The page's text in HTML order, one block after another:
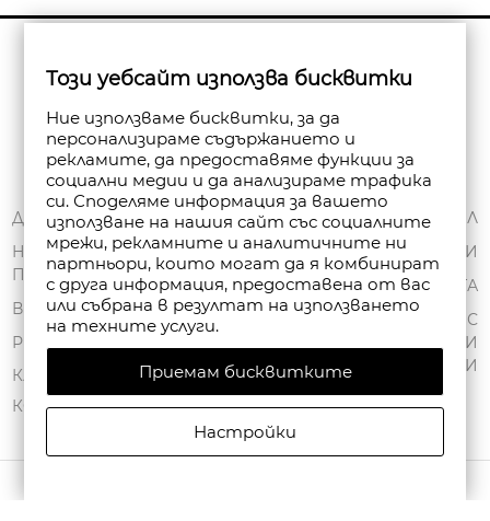
Абониране
ДОСТАВКА
НАЧИНИ НА
ПЛАЩАНЕ
ВРЪЩАНЕ
РЕКЛАМАЦИИ
КАРТА НА САЙТА
КОНТАКТИ
ЗА НАС
ОБЩИ УСЛОВИЯ
ПОЛИТИКА ЗА
ПОВЕРИТЕЛНОСТ
FAN POINT CLUB
МАГАЗИНИ
МОЯТ ПРОФИЛ
ПОРЪЧКИ
ЧАНТА
СПИСЪК С
ЖЕЛАНИ
ПРОДУКТИ
Този уебсайт използва бисквитки
Ние използваме бисквитки, за да
персонализираме съдържанието и
рекламите, да предоставяме функции за
социални медии и да анализираме трафика
си. Споделяме информация за вашето
използване на нашия сайт със социалните
мрежи, рекламните и аналитичните ни
партньори, които могат да я комбинират
с друга информация, предоставена от вас
или събрана в резултат на използването
на техните услуги.
Приемам бисквитките
Настройки